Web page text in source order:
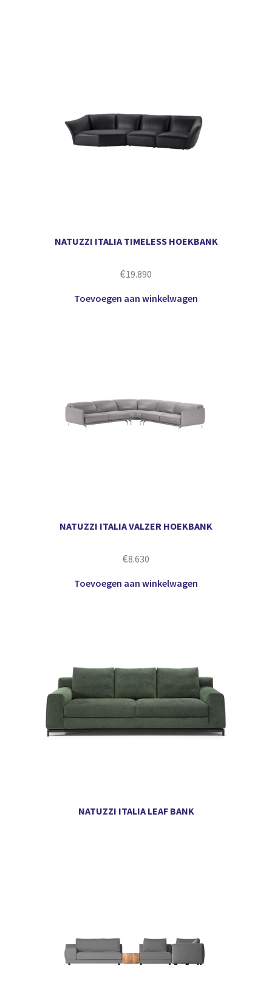
NATUZZI ITALIA TIMELESS HOEKBANK
€19.890
Toevoegen aan winkelwagen
NATUZZI ITALIA VALZER HOEKBANK
€8.630
Toevoegen aan winkelwagen
NATUZZI ITALIA LEAF BANK